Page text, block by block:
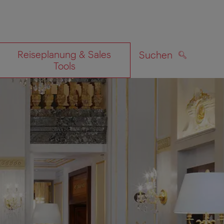
Reiseplanung & Sales
Tools
Suchen
SUCHEN